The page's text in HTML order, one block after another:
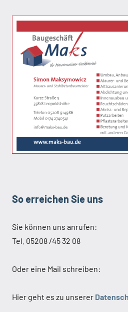
So erreichen Sie uns
Sie können uns anrufen:
Tel. 05208 /45 32 08
Oder eine Mail schreiben:
Hier geht es zu unserer